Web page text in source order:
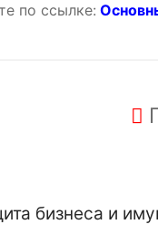
по ссылке:
бизнеса и